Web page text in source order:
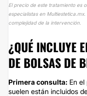
El precio de este tratamiento es
especialistas en
complejidad de la intervención.
¿QUÉ INCLUYE
DE BOLSAS DE
Primera consulta: En
suelen están incluidos